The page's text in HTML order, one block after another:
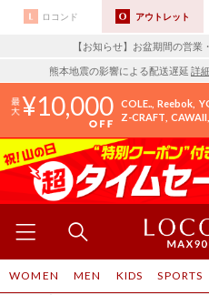
ロコンド アウトレット
【お知らせ】お盆期間の営業
熊本地震の影響による配送遅延 詳細
10,000 COLE.. Reebok
Z-CRAFT CAWAII
WOMEN MEN KIDS SPORTS